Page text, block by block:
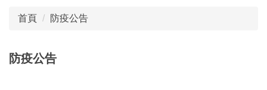
首頁 防疫公告
防疫公告